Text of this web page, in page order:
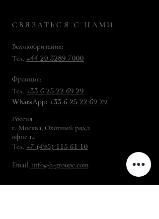
СВЯЗАТЬСЯ С НАМИ
Великобритания:
Тел.
+44 20 3289 7000
Франция:
Тел.
+33 6 25 22 69 29
WhatsApp: +33 6 25 22 69 29
Россия:
г. Москва, Охотный ряд,2
офис 14
Тел.
+7 (495) 115 61 10
Email: info@h-groupe.com